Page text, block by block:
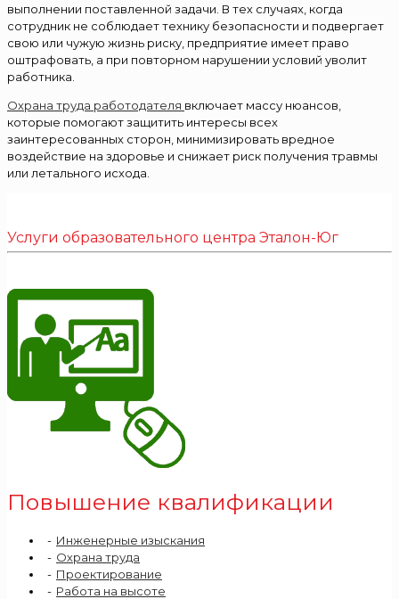
выполнении поставленной задачи. В тех случаях, когда
сотрудник не соблюдает технику безопасности и подвергает
свою или чужую жизнь риску, предприятие имеет право
оштрафовать, а при повторном нарушении условий уволит
работника.
Охрана труда работодателя включает массу нюансов,
которые помогают защитить интересы всех
заинтересованных сторон, минимизировать вредное
воздействие на здоровье и снижает риск получения травмы
или летального исхода.
Услуги образовательного центра Эталон-Юг
Повышение квалификации
Инженерные изыскания
Охрана труда
Проектирование
Работа на высоте